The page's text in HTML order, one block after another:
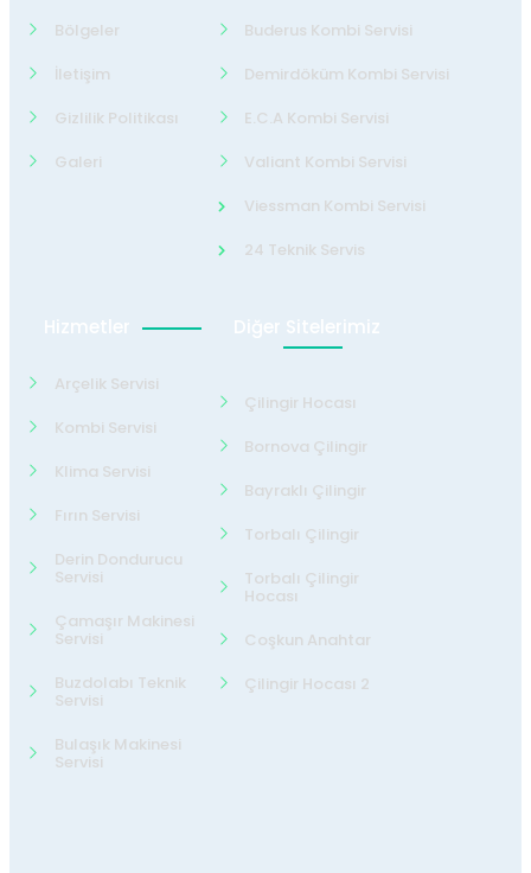
Bölgeler
İletişim
Gizlilik Politikası
Galeri
Buderus Kombi Servisi
Demirdöküm Kombi Servisi
E.C.A Kombi Servisi
Valiant Kombi Servisi
Viessman Kombi Servisi
24 Teknik Servis
Hizmetler
Arçelik Servisi
Kombi Servisi
Klima Servisi
Fırın Servisi
Derin Dondurucu
Servisi
Çamaşır Makinesi
Servisi
Buzdolabı Teknik
Servisi
Bulaşık Makinesi
Servisi
Diğer Sitelerimiz
Çilingir Hocası
Bornova Çilingir
Bayraklı Çilingir
Torbalı Çilingir
Torbalı Çilingir
Hocası
Coşkun Anahtar
Çilingir Hocası 2